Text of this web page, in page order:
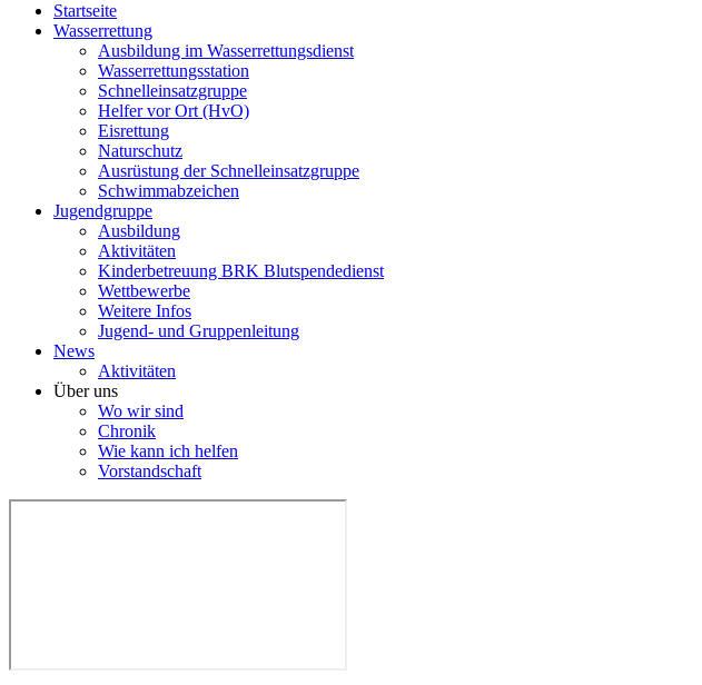
Startseite
Wasserrettung
Ausbildung im Wasserrettungsdienst
Wasserrettungsstation
Schnelleinsatzgruppe
Helfer vor Ort (HvO)
Eisrettung
Naturschutz
Ausrüstung der Schnelleinsatzgruppe
Schwimmabzeichen
Jugendgruppe
Ausbildung
Aktivitäten
Kinderbetreuung BRK Blutspendedienst
Wettbewerbe
Weitere Infos
Jugend- und Gruppenleitung
News
Aktivitäten
Über uns
Wo wir sind
Chronik
Wie kann ich helfen
Vorstandschaft